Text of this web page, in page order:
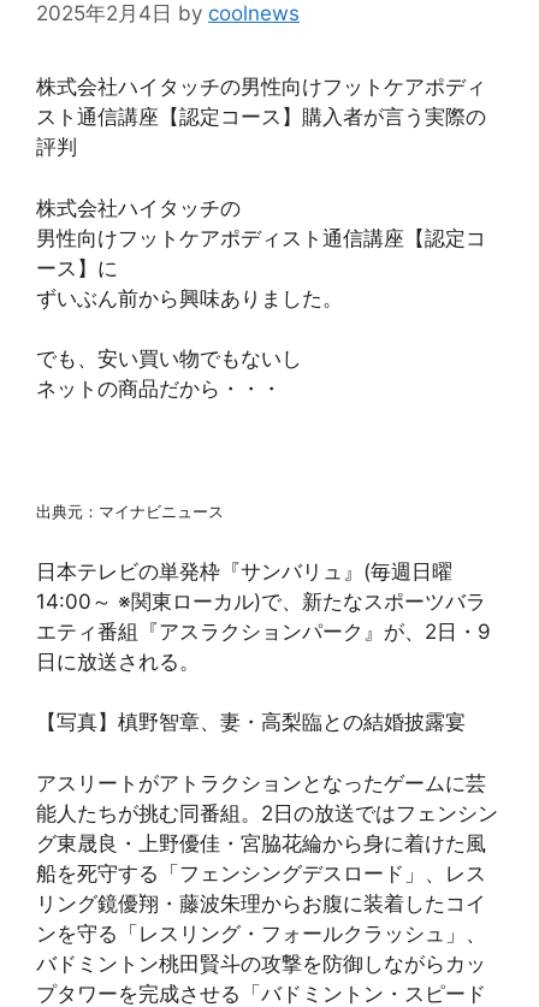
2025年2月4日 by coolnews
株式会社ハイタッチの男性向けフットケアポディ
スト通信講座【認定コース】購入者が言う実際の
評判
株式会社ハイタッチの
男性向けフットケアポディスト通信講座【認定コ
ース】に
ずいぶん前から興味ありました。
でも、安い買い物でもないし
ネットの商品だから・・・
出典元：マイナビニュース
日本テレビの単発枠『サンバリュ』(毎週日曜
14:00～ ※関東ローカル)で、新たなスポーツバラ
エティ番組『アスラクションパーク』が、2日・9
日に放送される。
【写真】槙野智章、妻・高梨臨との結婚披露宴
アスリートがアトラクションとなったゲームに芸
能人たちが挑む同番組。2日の放送ではフェンシン
グ東晟良・上野優佳・宮脇花綸から身に着けた風
船を死守する「フェンシングデスロード」、レス
リング鏡優翔・藤波朱理からお腹に装着したコイ
ンを守る「レスリング・フォールクラッシュ」、
バドミントン桃田賢斗の攻撃を防御しながらカッ
プタワーを完成させる「バドミントン・スピード